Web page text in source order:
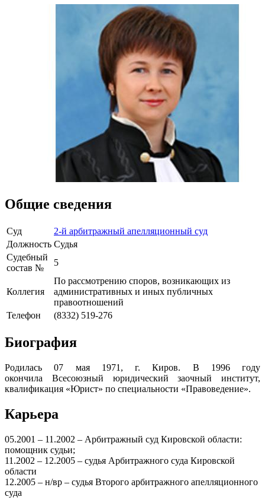
Общие сведения
Суд
2-й арбитражный апелляционный суд
Должность Судья
Судебный
состав №
5
Коллегия
По рассмотрению споров, возникающих из
административных и иных публичных
правоотношений
Телефон
(8332) 519-276
Биография
Родилась 07 мая 1971, г. Киров. В 1996 году
окончила Всесоюзный юридический заочный институт,
квалификация «Юрист» по специальности «Правоведение».
Карьера
05.2001 – 11.2002 – Арбитражный суд Кировской области:
помощник судьи;
11.2002 – 12.2005 – судья Арбитражного суда Кировской
области
12.2005 – н/вр – судья Второго арбитражного апелляционного
суда